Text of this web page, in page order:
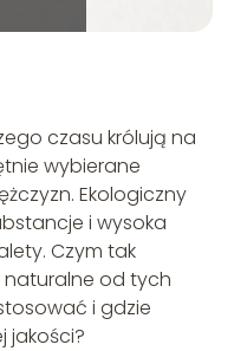
czasu królują na
wybierane
Ekologiczny
i wysoka
Czym tak
od tych
i gdzie
jakości?